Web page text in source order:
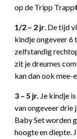
op de Tripp
1/2 – 2 jr. De tijd
kindje ongeveer 6
zelfstandig
zit je dreumes
kan dan ook mee-
3 – 5 jr. Je kindje
van ongeveer
Baby Set worden
hoogte en diepte.